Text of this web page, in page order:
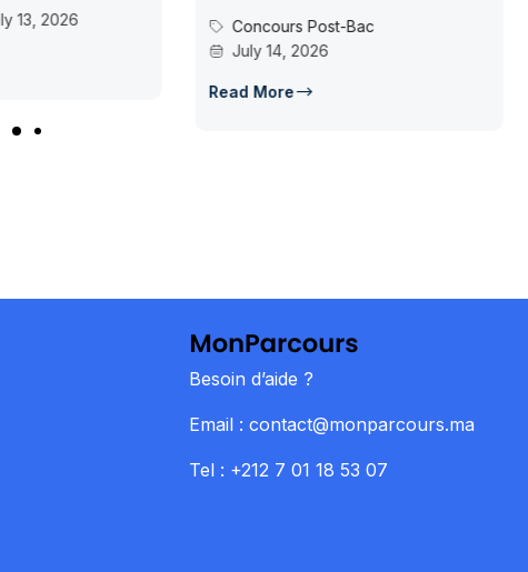
Concours Post-Bac
Actualités
Besoin d’aide ?
Email : contact@monparcours.ma
Tel : +212 7 01 18 53 07